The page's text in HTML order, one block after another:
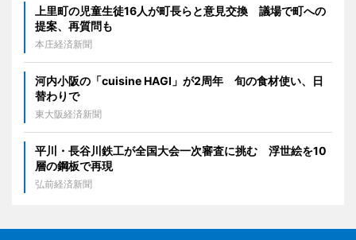
上里町の児童生徒16人が町長らと意見交換 議場で町への
提案、再質問も
本庄経済新聞
河内小阪の「cuisine HAGI」が2周年 旬の食材使い、日
替わりで
東大阪経済新聞
平川・長谷川鉄工が全国大会一次審査に挑む 浮世絵を10
層の鋼板で再現
弘前経済新聞